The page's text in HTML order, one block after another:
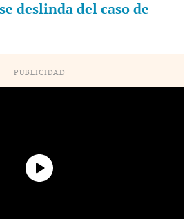
deslinda del caso de
PUBLICIDAD